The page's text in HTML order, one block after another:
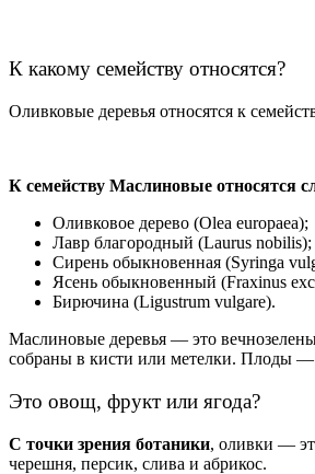
К какому семейству относятся?
Оливковые деревья относятся к
К семейству Маслиновые относятся
Оливковое дерево (Olea europaea);
Лавр благородный (Laurus nobilis);
Сирень обыкновенная (Syringa
Ясень обыкновенный (Fraxinus
Бирючина (Ligustrum vulgare).
Маслиновые деревья — это
собраны в кисти или метелки. Плоды —
Это овощ, фрукт или ягода?
С точки зрения ботаники, оливки —
черешня, персик, слива и абрикос.